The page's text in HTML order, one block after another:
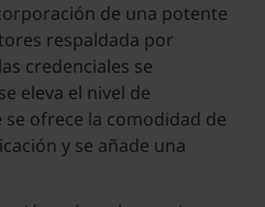
de una potente
respaldada por
credenciales se
eleva el nivel de
ofrece la comodidad de
y se añade una